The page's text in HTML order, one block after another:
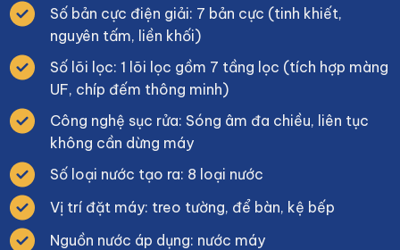
Số bản cực điện giải: 7 bản cực (tinh khiết,
nguyên tấm, liền khối)
Số lõi lọc: 1 lõi lọc gồm 7 tầng lọc (tích hợp màng
UF, chíp đếm thông minh)
Công nghệ sục rửa: Sóng âm đa chiều, liên tục
không cần dừng máy
Số loại nước tạo ra: 8 loại nước
Vị trí đặt máy: treo tường, để bàn, kệ bếp
Nguồn nước áp dụng: nước máy